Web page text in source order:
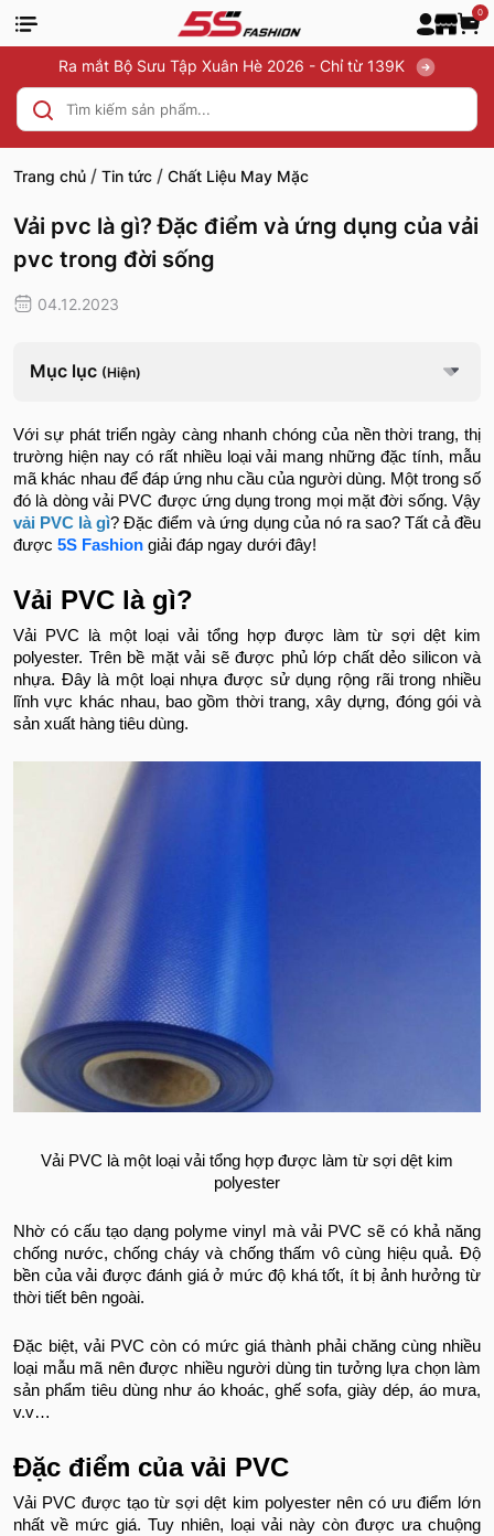
0
Ra mắt Bộ Sưu Tập Xuân Hè 2026 - Chỉ từ 139K
Trang chủ / Tin tức / Chất Liệu May Mặc
Vải pvc là gì? Đặc điểm và ứng dụng của vải
pvc trong đời sống
04.12.2023
Mục lục (Hiện)
Với sự phát triển ngày càng nhanh chóng của nền thời trang, thị
trường hiện nay có rất nhiều loại vải mang những đặc tính, mẫu
mã khác nhau để đáp ứng nhu cầu của người dùng. Một trong số
đó là dòng vải PVC được ứng dụng trong mọi mặt đời sống. Vậy
vải PVC là gì? Đặc điểm và ứng dụng của nó ra sao? Tất cả đều
được 5S Fashion giải đáp ngay dưới đây!
Vải PVC là gì?
Vải PVC là một loại vải tổng hợp được làm từ sợi dệt kim
polyester. Trên bề mặt vải sẽ được phủ lớp chất dẻo silicon và
nhựa. Đây là một loại nhựa được sử dụng rộng rãi trong nhiều
lĩnh vực khác nhau, bao gồm thời trang, xây dựng, đóng gói và
sản xuất hàng tiêu dùng.
Vải PVC là một loại vải tổng hợp được làm từ sợi dệt kim
polyester
Nhờ có cấu tạo dạng polyme vinyl mà vải PVC sẽ có khả năng
chống nước, chống cháy và chống thấm vô cùng hiệu quả. Độ
bền của vải được đánh giá ở mức độ khá tốt, ít bị ảnh hưởng từ
thời tiết bên ngoài.
Đặc biệt, vải PVC còn có mức giá thành phải chăng cùng nhiều
loại mẫu mã nên được nhiều người dùng tin tưởng lựa chọn làm
sản phẩm tiêu dùng như áo khoác, ghế sofa, giày dép, áo mưa,
v.v…
Đặc điểm của vải PVC
Vải PVC được tạo từ sợi dệt kim polyester nên có ưu điểm lớn
nhất về mức giá. Tuy nhiên, loại vải này còn được ưa chuộng